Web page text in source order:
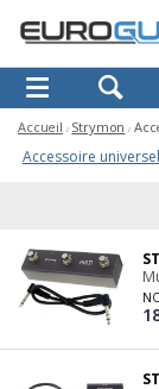
Accueil Strymon
Accessoire